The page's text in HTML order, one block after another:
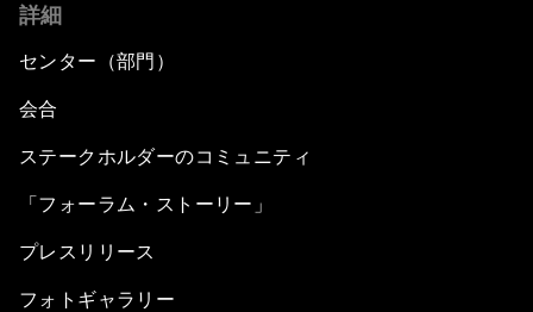
詳細
センター（部門）
会合
ステークホルダーのコミュニティ
「フォーラム・ストーリー」
プレスリリース
フォトギャラリー